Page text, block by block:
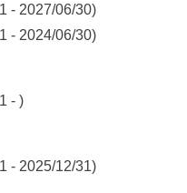
- 2027/06/30)
- 2024/06/30)
- )
- 2025/12/31)